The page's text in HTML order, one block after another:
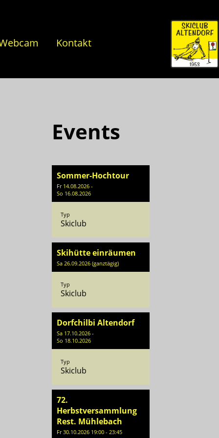
Kontakt
Events
Sommer-Hochtour
Fr 14.08.2026 -
So 16.08.2026
Typ
Skiclub
Skihütte einräumen
Sa 26.09.2026 (ganztägig)
Typ
Skiclub
Dorfchilbi Altendorf
Sa 17.10.2026 -
So 18.10.2026
Typ
Skiclub
72.
Herbstversammlung
Rest. Mühlebach
Fr 30.10.2026 19:00 - 23:45